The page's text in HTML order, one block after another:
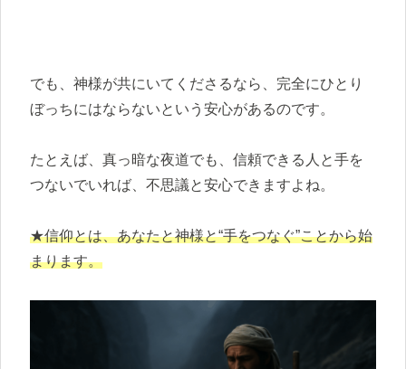
でも、神様が共にいてくださるなら、完全にひとり
ぼっちにはならないという安心があるのです。
たとえば、真っ暗な夜道でも、信頼できる人と手を
つないでいれば、不思議と安心できますよね。
★信仰とは、あなたと神様と“手をつなぐ”ことから始
まります。